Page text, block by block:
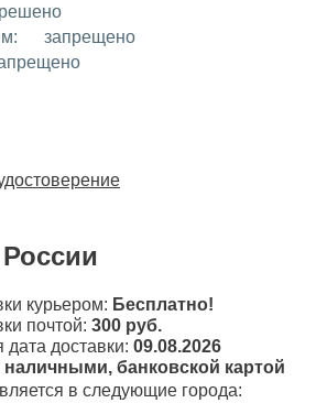
запрещено
курьером: Бесплатно!
почтой: 300 руб.
доставки: 09.08.2026
наличными, банковской картой
в следующие города: